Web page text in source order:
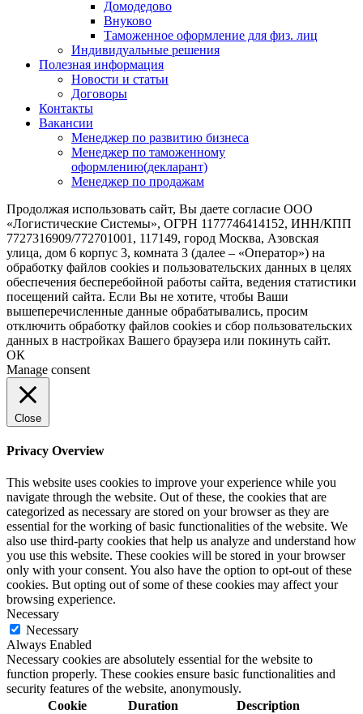
Домодедово
Внуково
Таможенное оформление для физ. лиц
Индивидуальные решения
Полезная информация
Новости и статьи
Договоры
Контакты
Вакансии
Менеджер по развитию бизнеса
Менеджер по таможенному
оформлению(декларант)
Менеджер по продажам
Продолжая использовать сайт, Вы даете согласие ООО
«Логистические Системы», ОГРН 1177746414152, ИНН/КПП
7727316909/772701001, 117149, город Москва, Азовская
улица, дом 6 корпус 3, комната 3 (далее – «Оператор») на
обработку файлов cookies и пользовательских данных в целях
обеспечения бесперебойной работы сайта, ведения статистики
посещений сайта. Если Вы не хотите, чтобы Ваши
вышеперечисленные данные обрабатывались, просим
отключить обработку файлов cookies и сбор пользовательских
данных в настройках Вашего браузера или покинуть сайт.
ОК
Manage consent
Close
Privacy Overview
This website uses cookies to improve your experience while you
navigate through the website. Out of these, the cookies that are
categorized as necessary are stored on your browser as they are
essential for the working of basic functionalities of the website. We
also use third-party cookies that help us analyze and understand how
you use this website. These cookies will be stored in your browser
only with your consent. You also have the option to opt-out of these
cookies. But opting out of some of these cookies may affect your
browsing experience.
Necessary
Necessary
Always Enabled
Necessary cookies are absolutely essential for the website to
function properly. These cookies ensure basic functionalities and
security features of the website, anonymously.
Cookie
Duration Description